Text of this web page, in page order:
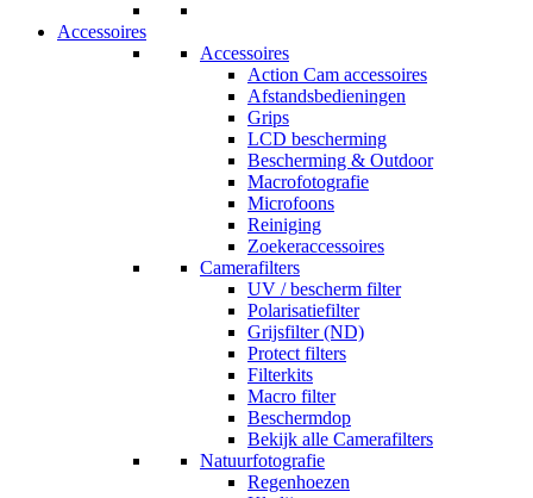
Accessoires
Accessoires
Action Cam accessoires
Afstandsbedieningen
Grips
LCD bescherming
Bescherming & Outdoor
Macrofotografie
Microfoons
Reiniging
Zoekeraccessoires
Camerafilters
UV / bescherm filter
Polarisatiefilter
Grijsfilter (ND)
Protect filters
Filterkits
Macro filter
Beschermdop
Bekijk alle Camerafilters
Natuurfotografie
Regenhoezen